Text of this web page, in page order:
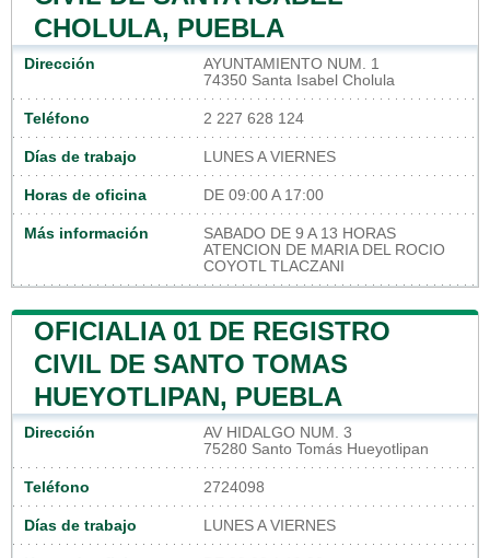
CHOLULA, PUEBLA
Dirección
AYUNTAMIENTO NUM. 1
74350 Santa Isabel Cholula
Teléfono 2 227 628 124
Días de trabajo LUNES A VIERNES
Horas de oficina DE 09:00 A 17:00
Más información
SABADO DE 9 A 13 HORAS
ATENCION DE MARIA DEL ROCIO
COYOTL TLACZANI
OFICIALIA 01 DE REGISTRO
CIVIL DE SANTO TOMAS
HUEYOTLIPAN, PUEBLA
Dirección
AV HIDALGO NUM. 3
75280 Santo Tomás Hueyotlipan
Teléfono 2724098
Días de trabajo LUNES A VIERNES